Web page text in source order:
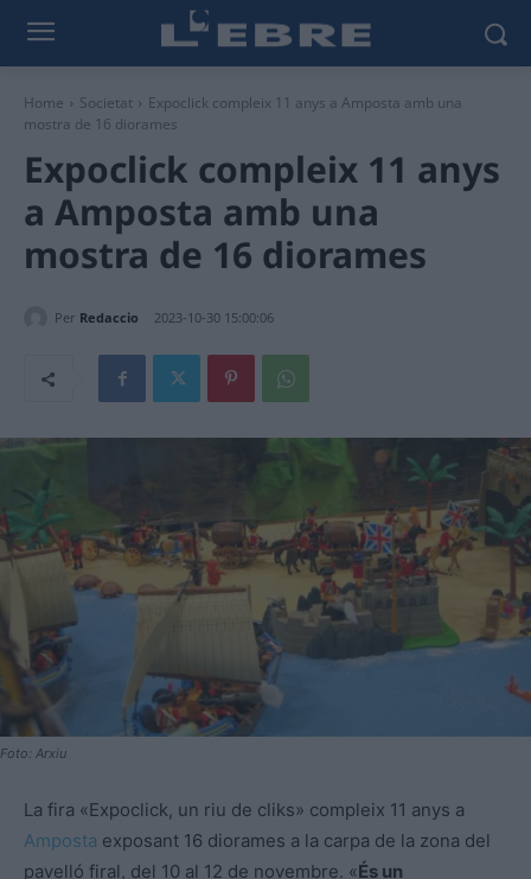
Home Societat
Expoclick compleix 11 anys a Amposta amb una
mostra de 16 diorames
Expoclick compleix 11 anys
a Amposta amb una
mostra de 16 diorames
Per Redaccio 2023-10-30 15:00:06
Foto: Arxiu
La fira «Expoclick, un riu de cliks» compleix 11 anys a
Amposta exposant 16 diorames a la carpa de la zona del
pavelló firal, del 10 al 12 de novembre. «És un